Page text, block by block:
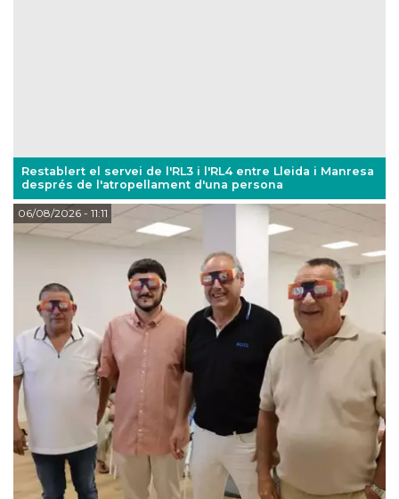
Restablert el servei de l'RL3 i l'RL4 entre Lleida i Manresa
després de l'atropellament d'una persona
06/08/2026- 11:11